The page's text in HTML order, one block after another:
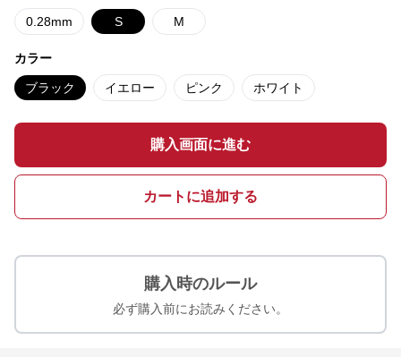
0.28mm S M
カラー
ブラック イエロー ピンク ホワイト
購入画面に進む
カートに追加する
購入時のルール
必ず購入前にお読みください。